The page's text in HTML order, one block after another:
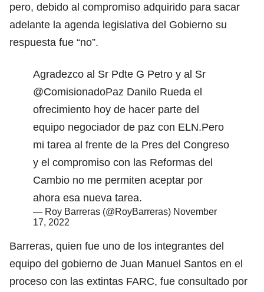
pero, debido al compromiso adquirido para sacar
adelante la agenda legislativa del Gobierno su
respuesta fue “no”.
Agradezco al Sr Pdte G Petro y al Sr
@ComisionadoPaz Danilo Rueda el
ofrecimiento hoy de hacer parte del
equipo negociador de paz con ELN.Pero
mi tarea al frente de la Pres del Congreso
y el compromiso con las Reformas del
Cambio no me permiten aceptar por
ahora esa nueva tarea.
— Roy Barreras (@RoyBarreras) November
17, 2022
Barreras, quien fue uno de los integrantes del
equipo del gobierno de Juan Manuel Santos en el
proceso con las extintas FARC, fue consultado por